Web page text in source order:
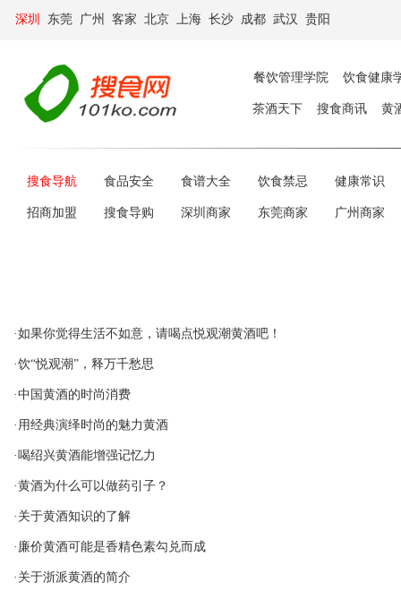
深圳 东莞 广州 客家 北京 上海 长沙 成都 武汉 贵阳
餐饮管理学院 饮食健康
茶酒天下 搜食商讯 黄
搜食导航 食品安全 食谱大全 饮食禁忌 健康常识
招商加盟 搜食导购 深圳商家 东莞商家 广州商家
·如果你觉得生活不如意，请喝点悦观潮黄酒吧！
·饮“悦观潮”，释万千愁思
·中国黄酒的时尚消费
·用经典演绎时尚的魅力黄酒
·喝绍兴黄酒能增强记忆力
·黄酒为什么可以做药引子？
·关于黄酒知识的了解
·廉价黄酒可能是香精色素勾兑而成
·关于浙派黄酒的简介